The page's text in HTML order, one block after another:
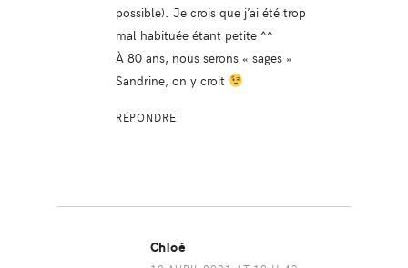
possible). Je crois que j’ai été trop
mal habituée étant petite ^^
À 80 ans, nous serons « sages »
Sandrine, on y croit
RÉPONDRE
Chloé